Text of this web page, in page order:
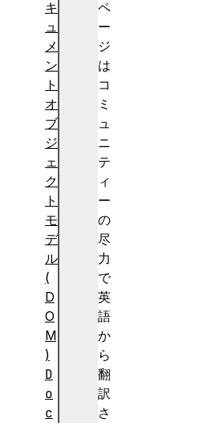
ペ
ー
ジ
は
コ
ミ
ュ
ニ
テ
ィ
ー
の
尽
力
で
英
語
か
ら
翻
訳
さ
キ
ュ
メ
ン
ト
オ
ブ
ジ
ェ
ク
ト
モ
デ
ル
(
D
O
M
)
D
o
c